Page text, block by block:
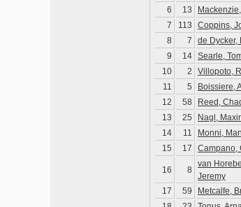
6
13
7
113 Coppins,
8
7 de Dycker,
9
14 Searle,
10
2 Villopoto,
11
5 Boissiere,
12
58 Reed,
13
25 Nagl,
14
11 Monni,
15
17 Campano,
16 8
van
Jeremy
17 59 Metcalfe,